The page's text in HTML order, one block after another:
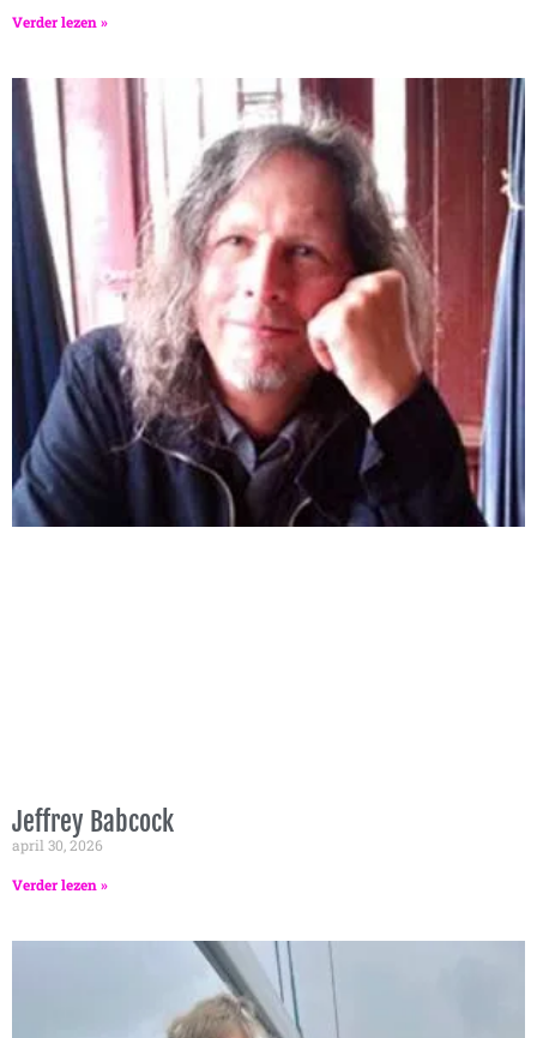
Verder lezen »
Jeffrey Babcock
april 30, 2026
Verder lezen »